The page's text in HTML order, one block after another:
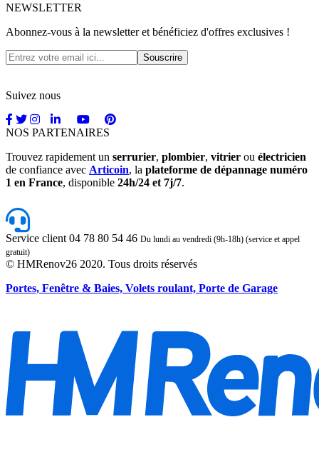
NEWSLETTER
Abonnez-vous à la newsletter et bénéficiez d'offres exclusives !
Souscrire
Suivez nous
NOS PARTENAIRES
Trouvez rapidement un serrurier, plombier, vitrier ou électricien
de confiance avec Articoin, la plateforme de dépannage numéro
1 en France, disponible 24h/24 et 7j/7.
Service client 04 78 80 54 46 Du lundi au vendredi (9h-18h) (service et appel
gratuit)
© HMRenov26 2020. Tous droits réservés
Portes, Fenêtre & Baies, Volets roulant, Porte de Garage